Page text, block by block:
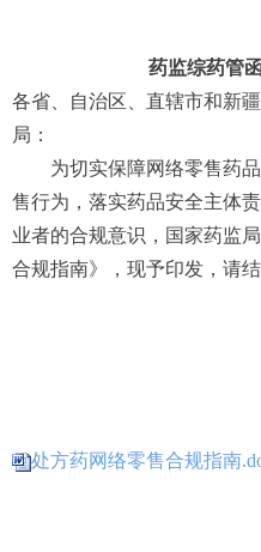
药监综药管
各省、自治区、直辖市和新
局：
为切实保障网络零售药品
售行为，落实药品安全主体
业者的合规意识，国家药监
合规指南》，现予印发，请
处方药网络零售合规指南